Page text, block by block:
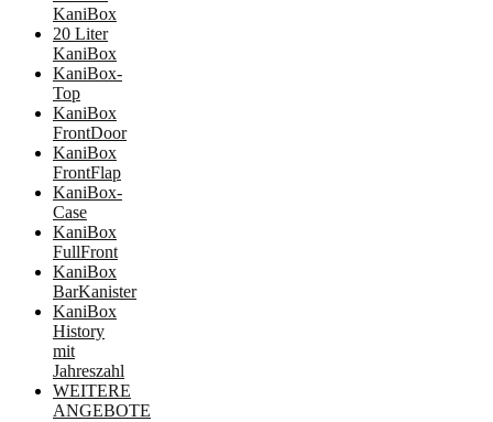
KaniBox
20 Liter
KaniBox
KaniBox-
Top
KaniBox
FrontDoor
KaniBox
FrontFlap
KaniBox-
Case
KaniBox
FullFront
KaniBox
BarKanister
KaniBox
History
mit
Jahreszahl
WEITERE
ANGEBOTE